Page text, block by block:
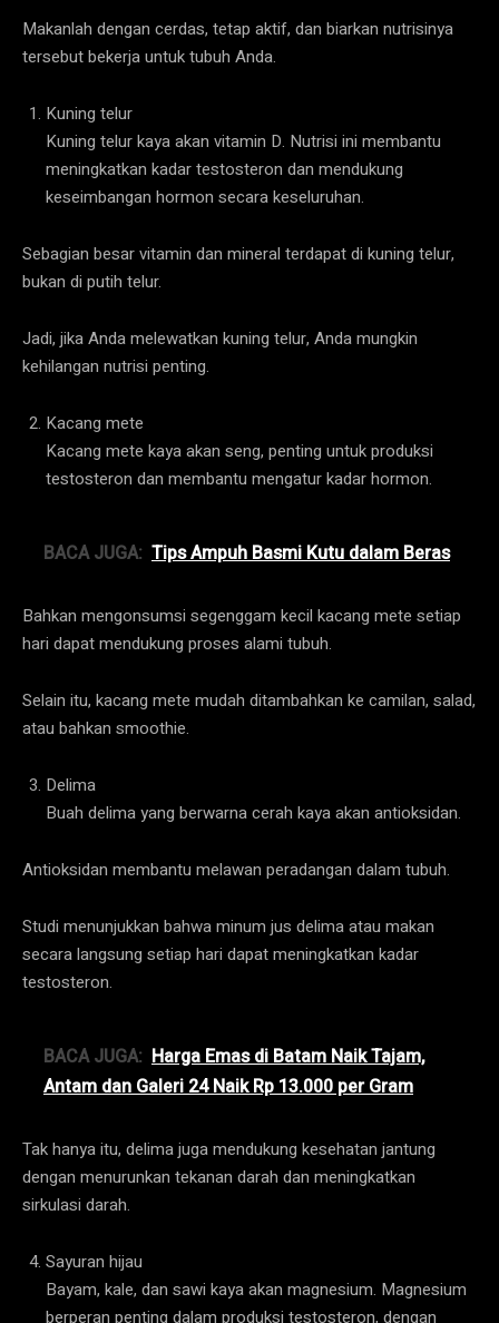
Makanlah dengan cerdas, tetap aktif, dan biarkan nutrisinya
tersebut bekerja untuk tubuh Anda.
Kuning telur
Kuning telur kaya akan vitamin D. Nutrisi ini membantu
meningkatkan kadar testosteron dan mendukung
keseimbangan hormon secara keseluruhan.
Sebagian besar vitamin dan mineral terdapat di kuning telur,
bukan di putih telur.
Jadi, jika Anda melewatkan kuning telur, Anda mungkin
kehilangan nutrisi penting.
Kacang mete
Kacang mete kaya akan seng, penting untuk produksi
testosteron dan membantu mengatur kadar hormon.
BACA JUGA: Tips Ampuh Basmi Kutu dalam Beras
Bahkan mengonsumsi segenggam kecil kacang mete setiap
hari dapat mendukung proses alami tubuh.
Selain itu, kacang mete mudah ditambahkan ke camilan, salad,
atau bahkan smoothie.
Delima
Buah delima yang berwarna cerah kaya akan antioksidan.
Antioksidan membantu melawan peradangan dalam tubuh.
Studi menunjukkan bahwa minum jus delima atau makan
secara langsung setiap hari dapat meningkatkan kadar
testosteron.
BACA JUGA: Harga Emas di Batam Naik Tajam,
Antam dan Galeri 24 Naik Rp 13.000 per Gram
Tak hanya itu, delima juga mendukung kesehatan jantung
dengan menurunkan tekanan darah dan meningkatkan
sirkulasi darah.
Sayuran hijau
Bayam, kale, dan sawi kaya akan magnesium. Magnesium
berperan penting dalam produksi testosteron, dengan